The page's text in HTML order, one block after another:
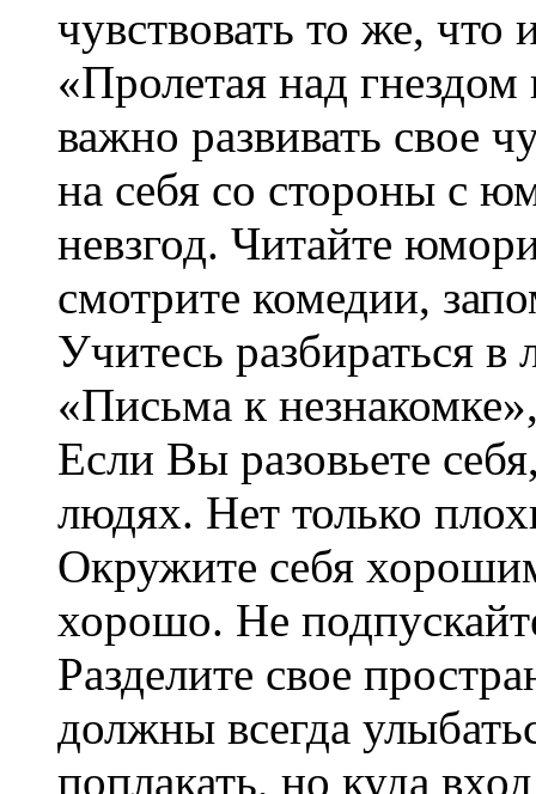
чувствовать то же,
«Пролетая над
важно развивать свое
на себя со стороны с
невзгод. Читайте
смотрите комедии,
Учитесь разбираться
«Письма к
Если Вы разовьете
людях. Нет только
Окружите себя
хорошо. Не
Разделите свое
должны всегда
поплакать, но куда